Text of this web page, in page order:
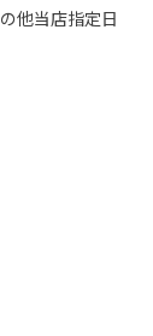
他当店指定日